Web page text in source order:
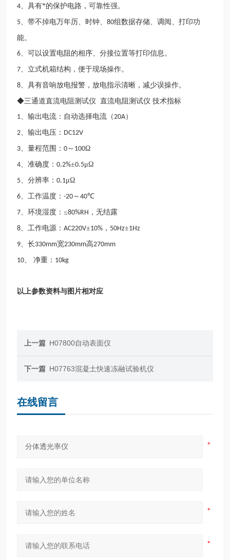
4 、具有*的保护电路，可靠性强。
5 、带不掉电万年历、时钟、80组数据存储、调阅、打印功
能。
6 、可以设置电阻的相序、分接位置等打印信息。
7 、立式机箱结构，便于现场操作。
8 、具有音响放电报警，放电指示清晰，减少误操作。
◆三通道直流电阻测试仪 直流电阻测试仪 技术指标
1 、输出电流：自动选择电流（20A）
2 、输出电压： DC12V
3 、量程范围：0 ～ 100Ω
4 、准确度：0.2%±0.5μΩ
5 、分辨率：0.1μΩ
6 、工作温度：-20 ～40℃
7 、环境湿度：≤80%RH ，无结露
8 、工作电源：AC220V±10% ， 50Hz±1Hz
9 、长330mm宽230mm高270mm
10 、 净重： 10kg
以上参数资料与图片相对应
上一篇 H07800自动表面仪
下一篇 H07763混凝土快速冻融试验机仪
在线留言